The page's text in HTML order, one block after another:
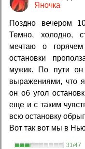
Яночка
Поздно вечером
Темно, холодно,
мечтаю о
остановки
мужик. По пути
выражениями, что
он об угол
еще и с таким
всю остановку
Вот так вот мы в
31/47